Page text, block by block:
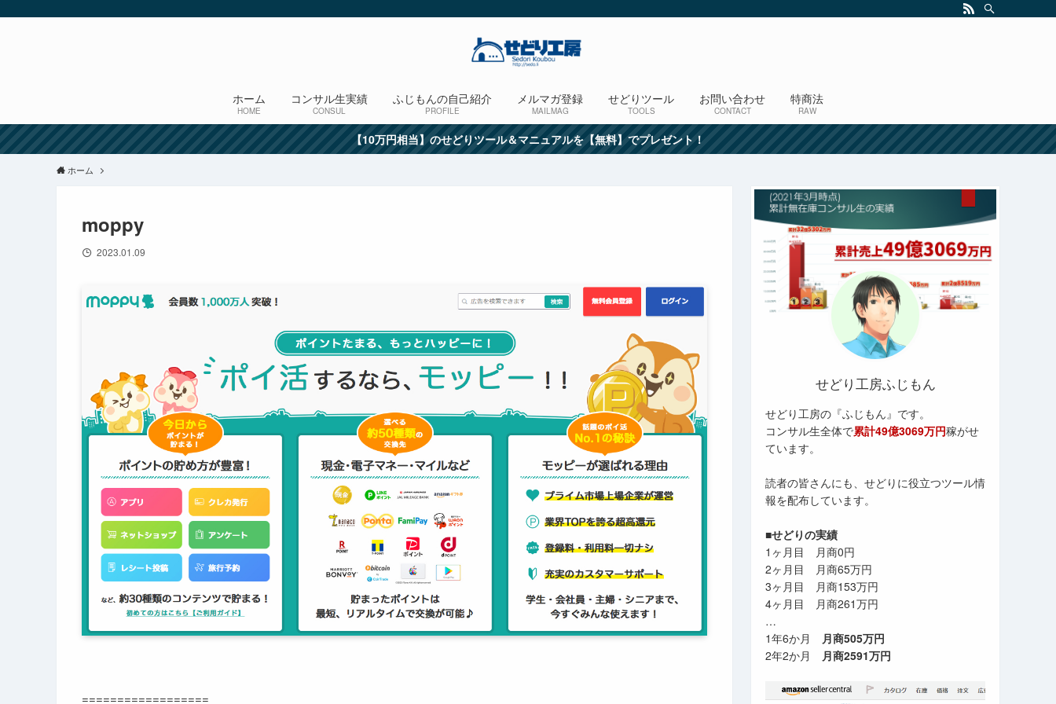
ホーム
HOME
コンサル生実績
CONSUL
ふじもんの自己紹介
PROFILE
メルマガ登録
MAILMAG
せどりツール
TOOLS
お問い合わせ
CONTACT
特商法
RAW
【10万円相当】のせどりツール＆マニュアルを【無料】でプレゼント！
ホーム
moppy
2023.01.09
==================
せどり工房ふじもん
せどり工房の『ふじもん』です。
コンサル生全体で累計49億3069万円稼がせ
ています。
読者の皆さんにも、せどりに役立つツール情
報を配布しています。
■せどりの実績
1ヶ月目 月商0円
2ヶ月目 月商65万円
3ヶ月目 月商153万円
4ヶ月目 月商261万円
…
1年6か月 月商505万円
2年2か月 月商2591万円